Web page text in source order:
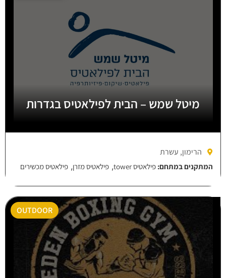
מיטל שמש – הבית לפילאטיס בגדרות
הרימון, עשרת
המתקנים במתחם: פילאטיס tower , פילאטיס מזרן, פילאטיס מכשירים
OUTDOOR